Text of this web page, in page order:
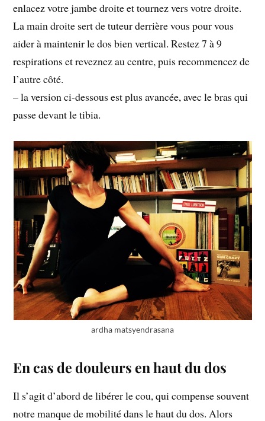
enlacez votre jambe droite et tournez vers votre droite.
La main droite sert de tuteur derrière vous pour vous
aider à maintenir le dos bien vertical. Restez 7 à 9
respirations et reveznez au centre, puis recommencez de
l’autre côté.
– la version ci-dessous est plus avancée, avec le bras qui
passe devant le tibia.
ardha matsyendrasana
En cas de douleurs en haut du dos
Il s’agit d’abord de libérer le cou, qui compense souvent
notre manque de mobilité dans le haut du dos. Alors